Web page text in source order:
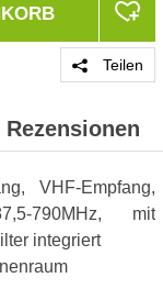
Teilen
Rezensionen
VHF-Empfang,
790MHz, mit
integriert